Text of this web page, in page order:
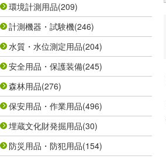
環境計測用品(209)
計測機器・試験機(246)
水質・水位測定用品(204)
安全用品・保護装備(245)
森林用品(276)
保安用品・作業用品(496)
埋蔵文化財発掘用品(30)
防災用品・防犯用品(154)